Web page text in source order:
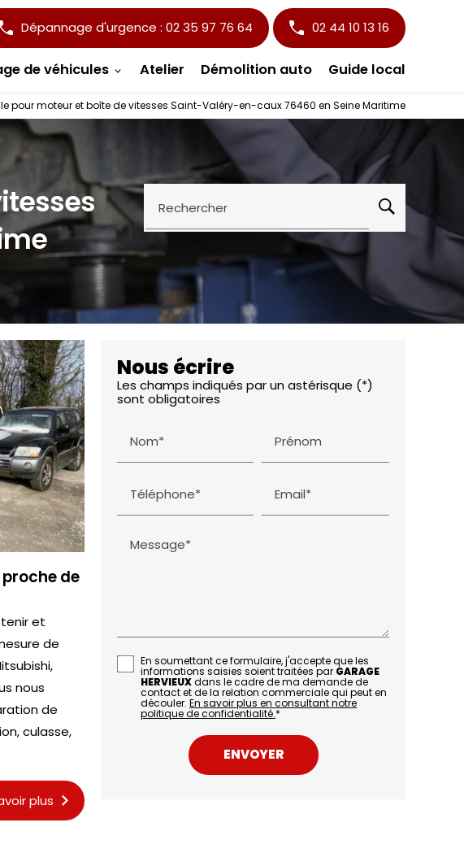
Dépannage d'urgence : 02 35 97 76 64 02 44 10 13 16
de véhicules Atelier Démolition auto Guide local
pour moteur et boîte de vitesses Saint-Valéry-en-caux 76460 en Seine Maritime
Rechercher
de
et
de
nous
de
culasse,
plus
Nous écrire
Les champs indiqués par un astérisque (*)
sont obligatoires
Nom* Prénom
Téléphone* Email*
Message*
En soumettant ce formulaire, j'accepte que les
informations saisies soient traitées par GARAGE
HERVIEUXdans le cadre de ma demande de
contact et de la relation commerciale qui peut en
découler. En savoir plus en consultant notre
politique de confidentialité.*